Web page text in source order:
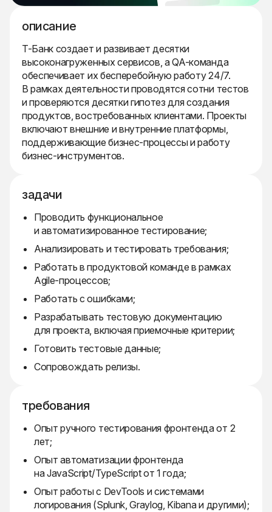
описание
Т-Банк создает и развивает десятки
высоконагруженных сервисов, а QA-команда
обеспечивает их бесперебойную работу 24/7.
В рамках деятельности проводятся сотни тестов
и проверяются десятки гипотез для создания
продуктов, востребованных клиентами. Проекты
включают внешние и внутренние платформы,
поддерживающие бизнес-процессы и работу
бизнес-инструментов.
задачи
Проводить функциональное
и автоматизированное тестирование;
Анализировать и тестировать требования;
Работать в продуктовой команде в рамках
Agile-процессов;
Работать с ошибками;
Разрабатывать тестовую документацию
для проекта, включая приемочные критерии;
Готовить тестовые данные;
Сопровождать релизы.
требования
Опыт ручного тестирования фронтенда от 2
лет;
Опыт автоматизации фронтенда
на JavaScript/TypeScript от 1 года;
Опыт работы с DevTools и системами
логирования (Splunk, Graylog, Kibana и другими);